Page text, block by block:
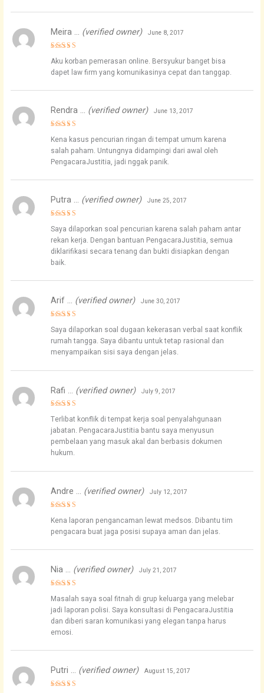
Rated4
out of 5
Meira … (verified owner) June 8, 2017
Aku korban pemerasan online. Bersyukur banget bisa
dapet law firm yang komunikasinya cepat dan tanggap.
Rated
out of 5
Rendra … (verified owner) June 13, 2017
Kena kasus pencurian ringan di tempat umum karena
salah paham. Untungnya didampingi dari awal oleh
PengacaraJustitia, jadi nggak panik.
Rated
out of 5
Putra … (verified owner) June 25, 2017
Saya dilaporkan soal pencurian karena salah paham antar
rekan kerja. Dengan bantuan PengacaraJustitia, semua
diklarifikasi secara tenang dan bukti disiapkan dengan
baik.
Rated
out of 5
Arif … (verified owner) June 30, 2017
Saya dilaporkan soal dugaan kekerasan verbal saat konflik
rumah tangga. Saya dibantu untuk tetap rasional dan
menyampaikan sisi saya dengan jelas.
Rated
5
out of 5
Rafi … (verified owner) July 9, 2017
Terlibat konflik di tempat kerja soal penyalahgunaan
jabatan. PengacaraJustitia bantu saya menyusun
pembelaan yang masuk akal dan berbasis dokumen
hukum.
out of 5
Andre … (verified owner) July 12, 2017
Kena laporan pengancaman lewat medsos. Dibantu tim
pengacara buat jaga posisi supaya aman dan jelas.
out of 5
Nia … (verified owner) July 21, 2017
Masalah saya soal fitnah di grup keluarga yang melebar
jadi laporan polisi. Saya konsultasi di PengacaraJustitia
dan diberi saran komunikasi yang elegan tanpa harus
emosi.
Putri … (verified owner) August 15, 2017